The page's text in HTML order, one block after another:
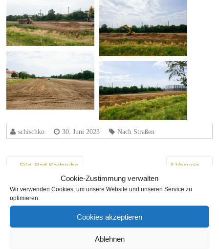
Cookie-Zustimmung verwalten
Wir verwenden Cookies, um unsere Website und unseren Service zu
optimieren.
Cookies akzeptieren
Ablehnen
schischko 30. Juni 2023 Nach Straßen
Süd-Rad Karlsruhe il Vesuvio
THEMA